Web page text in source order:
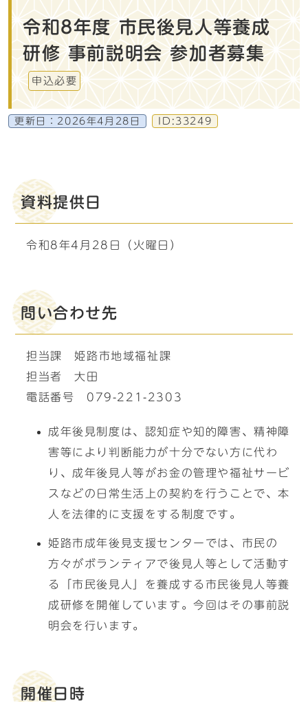
令和8年度 市民後見人等養成
研修 事前説明会 参加者募集
申込必要
更新日： 2026年4月28日 ID:33249
資料提供日
令和8年4月28日（火曜日）
問い合わせ先
担当課 姫路市地域福祉課
担当者 大田
電話番号 079-221-2303
成年後見制度は、認知症や知的障害、精神障
害等により判断能力が十分でない方に代わ
り、成年後見人等がお金の管理や福祉サービ
スなどの日常生活上の契約を行うことで、本
人を法律的に支援をする制度です。
姫路市成年後見支援センターでは、市民の
方々がボランティアで後見人等として活動す
る「市民後見人」を養成する市民後見人等養
成研修を開催しています。今回はその事前説
明会を行います。
開催日時